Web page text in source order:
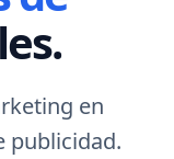
en
publicidad.